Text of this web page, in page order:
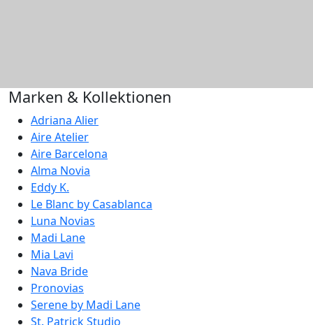
Marken & Kollektionen
Adriana Alier
Aire Atelier
Aire Barcelona
Alma Novia
Eddy K.
Le Blanc by Casablanca
Luna Novias
Madi Lane
Mia Lavi
Nava Bride
Pronovias
Serene by Madi Lane
St. Patrick Studio